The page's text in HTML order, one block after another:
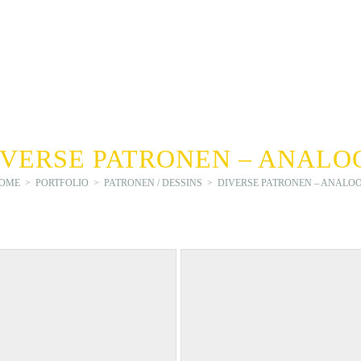
PATRONEN –
> PORTFOLIO > PATRONEN / DESSINS > DIVERSE PATRONEN –